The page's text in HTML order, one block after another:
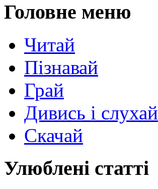
Головне меню
Читай
Пізнавай
Грай
Дивись і слухай
Скачай
Улюблені статті